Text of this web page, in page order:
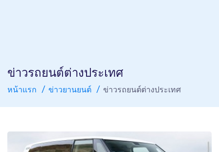
ข่าวรถยนต์ต่างประเทศ
หน้าแรก ข่าวยานยนต์ ข่าวรถยนต์ต่างประเทศ